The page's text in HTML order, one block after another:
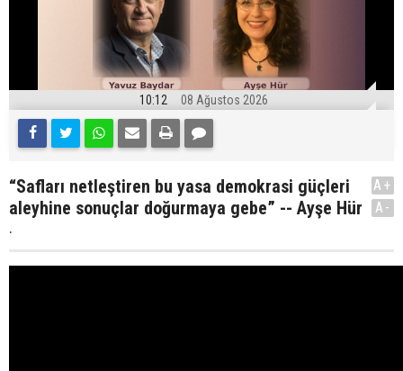
10:12 08 Ağustos 2026
“Safları netleştiren bu yasa demokrasi güçleri
aleyhine sonuçlar doğurmaya gebe” -- Ayşe Hür
.
A+
A-